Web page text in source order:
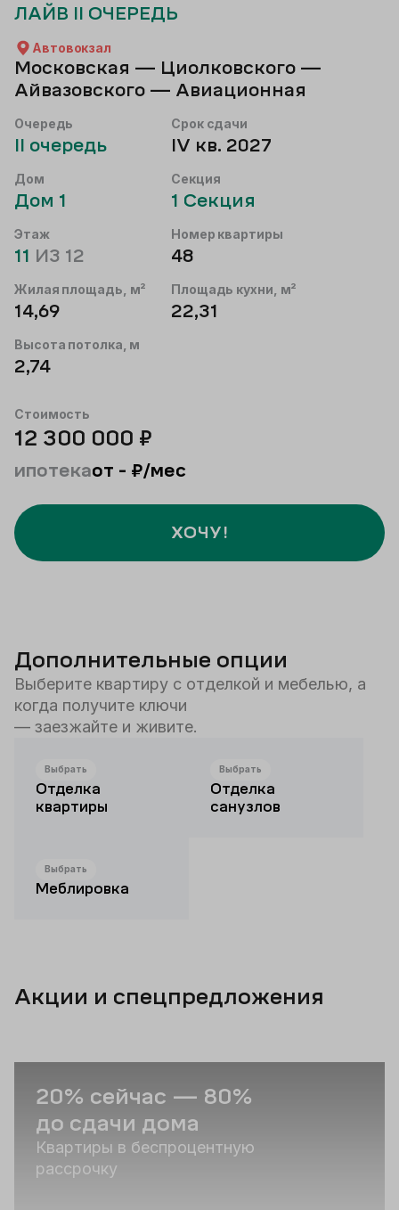
ЛАЙВ II ОЧЕРЕДЬ
Автовокзал
Московская — Циолковского —
Айвазовского — Авиационная
Очередь
II очередь
Срок сдачи
IV кв. 2027
Дом
Дом 1
Секция
1 Секция
Этаж
11 ИЗ 12
Номер квартиры
48
Жилая площадь, м²
14,69
Площадь кухни, м²
22,31
Высота потолка, м
2,74
Стоимость
12 300 000 ₽
ипотекаот - ₽/мес
ХОЧУ!
Дополнительные опции
Выберите квартиру с отделкой и мебелью, а
когда получите ключи
— заезжайте и живите.
Выбрать
Отделка
квартиры
Выбрать
Отделка
санузлов
Выбрать
Меблировка
Акции и спецпредложения
20% сейчас — 80%
до сдачи дома
Квартиры в беспроцентную
рассрочку